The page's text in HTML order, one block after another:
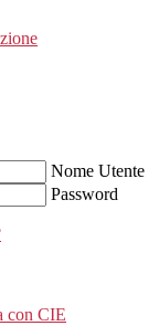
Nome Utente
Password
con CIE